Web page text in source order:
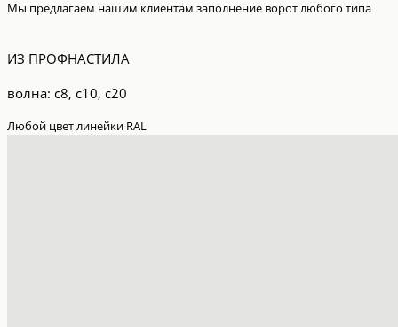
Мы предлагаем нашим клиентам заполнение ворот любого типа
ИЗ ПРОФНАСТИЛА
волна: с8, с10, с20
Любой цвет линейки RAL